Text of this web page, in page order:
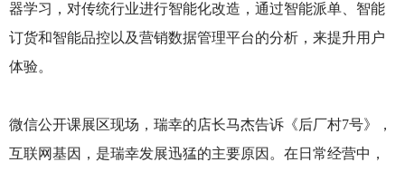
器学习，对传统行业进行智能化改造，通过智能派单、智能
订货和智能品控以及营销数据管理平台的分析，来提升用户
体验。
微信公开课展区现场，瑞幸的店长马杰告诉《后厂村7号》，
互联网基因，是瑞幸发展迅猛的主要原因。在日常经营中，